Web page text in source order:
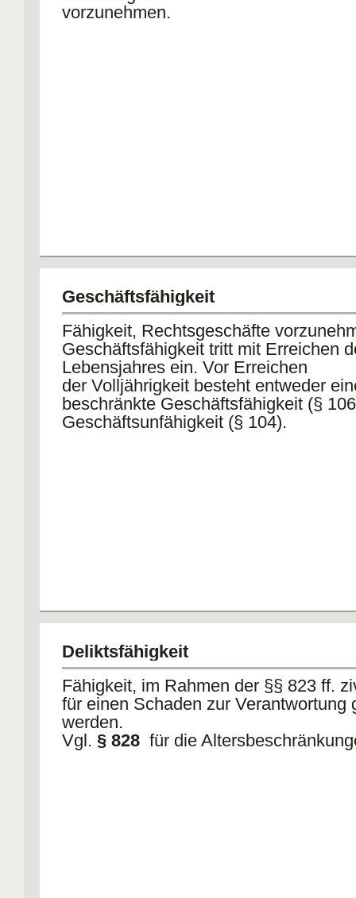
vorzunehmen.
Geschäftsfähigkeit
Fähigkeit, Rechtsgeschäfte
Geschäftsfähigkeit tritt mit Erreichen
Lebensjahres ein. Vor Erreichen
der Volljährigkeit besteht entweder
beschränkte Geschäftsfähigkeit (§
Geschäftsunfähigkeit (§ 104).
Deliktsfähigkeit
Fähigkeit, im Rahmen der §§ 823 ff.
für einen Schaden zur Verantwortung
werden.
Vgl. § 828 für die